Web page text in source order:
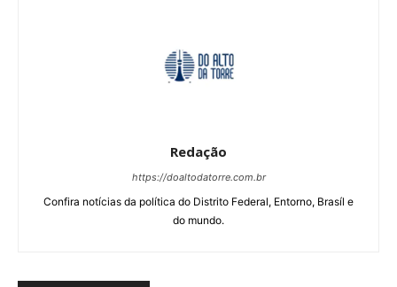
Redação
https://doaltodatorre.com.br
Confira notícias da política do Distrito Federal, Entorno, Brasíl e
do mundo.